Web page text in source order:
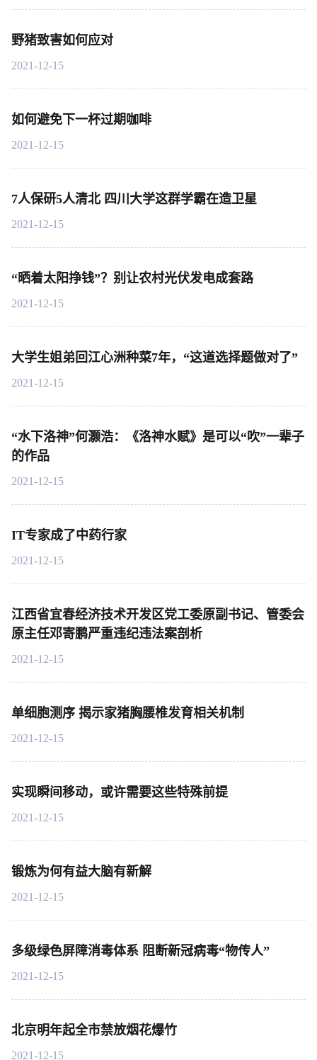
野猪致害如何应对
2021-12-15
如何避免下一杯过期咖啡
2021-12-15
7人保研5人清北 四川大学这群学霸在造卫星
2021-12-15
“晒着太阳挣钱”？别让农村光伏发电成套路
2021-12-15
大学生姐弟回江心洲种菜7年，“这道选择题做对了”
2021-12-15
“水下洛神”何灏浩：《洛神水赋》是可以“吹”一辈子
的作品
2021-12-15
IT专家成了中药行家
2021-12-15
江西省宜春经济技术开发区党工委原副书记、管委会
原主任邓寄鹏严重违纪违法案剖析
2021-12-15
单细胞测序 揭示家猪胸腰椎发育相关机制
2021-12-15
实现瞬间移动，或许需要这些特殊前提
2021-12-15
锻炼为何有益大脑有新解
2021-12-15
多级绿色屏障消毒体系 阻断新冠病毒“物传人”
2021-12-15
北京明年起全市禁放烟花爆竹
2021-12-15